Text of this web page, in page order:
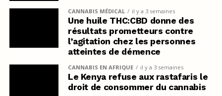
CANNABIS MÉDICAL il y a 3 semaines
Une huile THC:CBD donne des
résultats prometteurs contre
l’agitation chez les personnes
atteintes de démence
CANNABIS EN AFRIQUE il y a 3 semaines
Le Kenya refuse aux rastafaris le
droit de consommer du cannabis